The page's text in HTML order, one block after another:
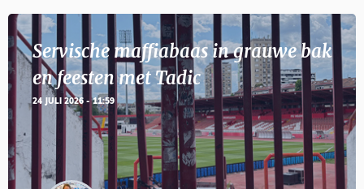
Servische maffiabaas in grauwe bak
en feesten met Tadic
24 JULI 2026 - 11:59